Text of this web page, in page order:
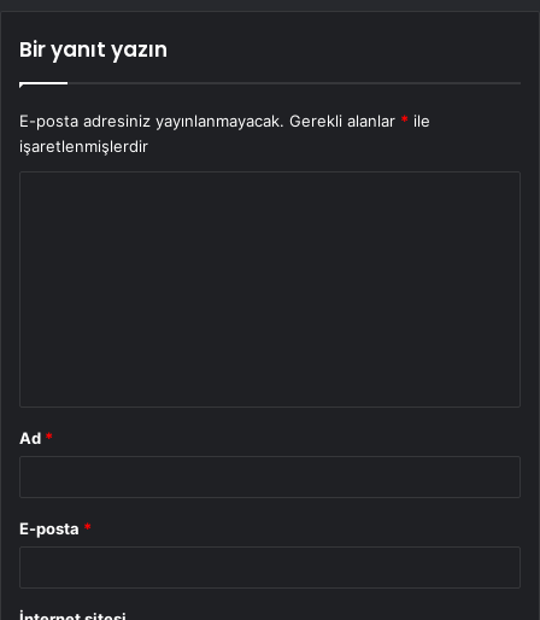
Bir yanıt yazın
E-posta adresiniz yayınlanmayacak. Gerekli alanlar * ile
işaretlenmişlerdir
Ad *
E-posta *